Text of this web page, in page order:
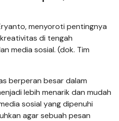
menyoroti pentingnya
di tengah
media sosial. (dok. Tim
berperan besar dalam
lebih menarik dan mudah
sosial yang dipenuhi
agar sebuah pesan